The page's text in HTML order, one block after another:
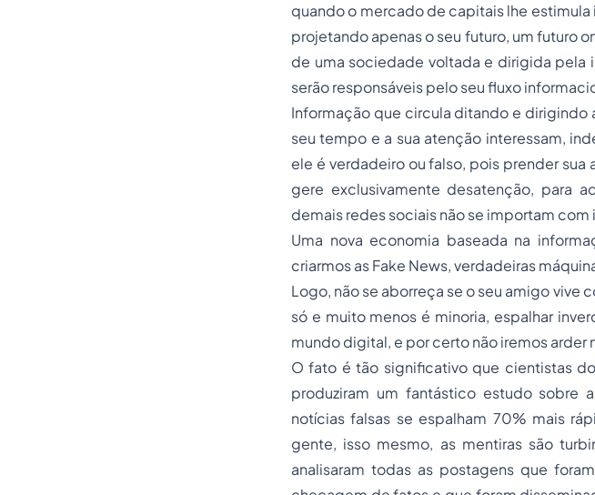
quando o mercado de capitais lhe
projetando apenas o seu futuro, um futuro
de uma sociedade voltada e dirigida pela
serão responsáveis pelo seu fluxo
Informação que circula ditando e
seu tempo e a sua atenção interessam,
ele é verdadeiro ou falso, pois prender
gere exclusivamente desatenção, para
demais redes sociais não se importam com
Uma nova economia baseada na
criarmos as Fake News, verdadeiras
Logo, não se aborreça se o seu amigo vive
só e muito menos é minoria, espalhar
mundo digital, e por certo não iremos arder
O fato é tão significativo que cientistas
produziram um fantástico estudo sobre
notícias falsas se espalham 70% mais
gente, isso mesmo, as mentiras são
analisaram todas as postagens que